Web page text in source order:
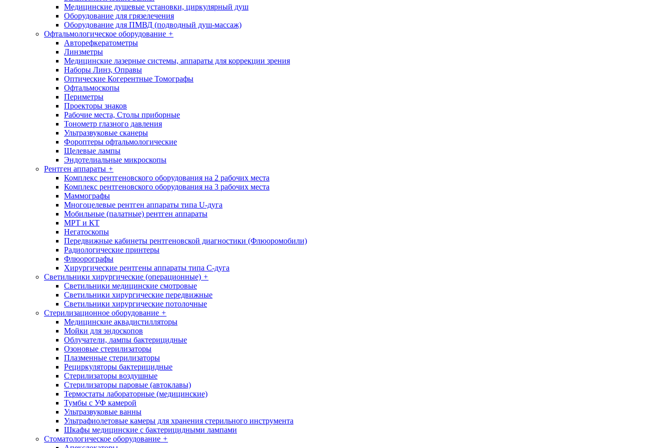
Медицинские душевые установки, циркулярный душ
Оборудование для грязелечения
Оборудование для ПМВД (подводный душ-массаж)
Офтальмологическое оборудование +
Авторефкератометры
Линзметры
Медицинские лазерные системы, аппараты для коррекции зрения
Наборы Линз, Оправы
Оптические Когерентные Томографы
Офтальмоскопы
Периметры
Проекторы знаков
Рабочие места, Столы приборные
Тонометр глазного давления
Ультразвуковые сканеры
Фороптеры офтальмологические
Щелевые лампы
Эндотелиальные микроскопы
Рентген аппараты +
Комплекс рентгеновского оборудования на 2 рабочих места
Комплекс рентгеновского оборудования на 3 рабочих места
Маммографы
Многоцелевые рентген аппараты типа U-дуга
Мобильные (палатные) рентген аппараты
МРТ и КТ
Негатоскопы
Передвижные кабинеты рентгеновской диагностики (Флюоромобили)
Радиологические принтеры
Флюорографы
Хирургические рентгены аппараты типа С-дуга
Светильники хирургические (операционные) +
Светильники медицинские смотровые
Светильники хирургические передвижные
Светильники хирургические потолочные
Стерилизационное оборудование +
Медицинские аквадистилляторы
Мойки для эндоскопов
Облучатели, лампы бактерицидные
Озоновые стерилизаторы
Плазменные стерилизаторы
Рециркуляторы бактерицидные
Стерилизаторы воздушные
Стерилизаторы паровые (автоклавы)
Термостаты лабораторные (медицинские)
Тумбы с УФ камерой
Ультразвуковые ванны
Ультрафиолетовые камеры для хранения стерильного инструмента
Шкафы медицинские с бактерицидными лампами
Стоматологическое оборудование +